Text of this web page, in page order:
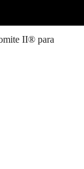
II® para